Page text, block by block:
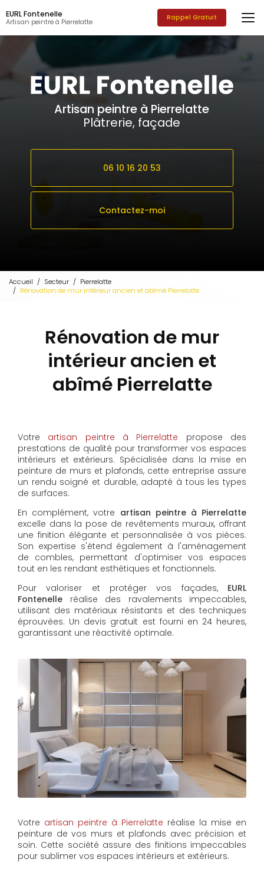
au
contenu
principal
EURL Fontenelle
Artisan peintre à Pierrelatte Rappel Gratuit
Artisan peintre à Pierrelatte
Plâtrerie, façade
06 10 16 20 53
Contactez-moi
Accueil Secteur
Pierrelatte
Rénovation de mur intérieur ancien et abîmé Pierrelatte
Rénovation de mur
intérieur ancien et
abîmé Pierrelatte
Votre artisan peintre à Pierrelatte propose des
prestations de qualité pour transformer vos espaces
intérieurs et extérieurs. Spécialisée dans la mise en
peinture de murs et plafonds, cette entreprise assure
un rendu soigné et durable, adapté à tous les types
de surfaces.
En complément, votre artisan peintre à Pierrelatte
excelle dans la pose de revêtements muraux, offrant
une finition élégante et personnalisée à vos pièces.
Son expertise s'étend également à l'aménagement
de combles, permettant d'optimiser vos espaces
tout en les rendant esthétiques et fonctionnels.
Pour valoriser et protéger vos façades, EURL
Fontenelle réalise des ravalements impeccables,
utilisant des matériaux résistants et des techniques
éprouvées. Un devis gratuit est fourni en 24 heures,
garantissant une réactivité optimale.
Votre artisan peintre à Pierrelatte réalise la mise en
peinture de vos murs et plafonds avec précision et
soin. Cette société assure des finitions impeccables
pour sublimer vos espaces intérieurs et extérieurs.